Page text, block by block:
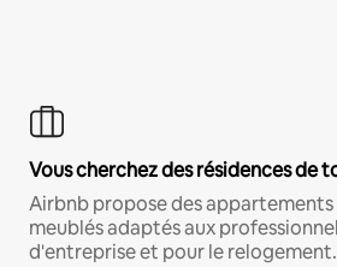
Vous cherchez des résidences de
Airbnb propose des
meublés adaptés aux
d'entreprise et pour le relogement.